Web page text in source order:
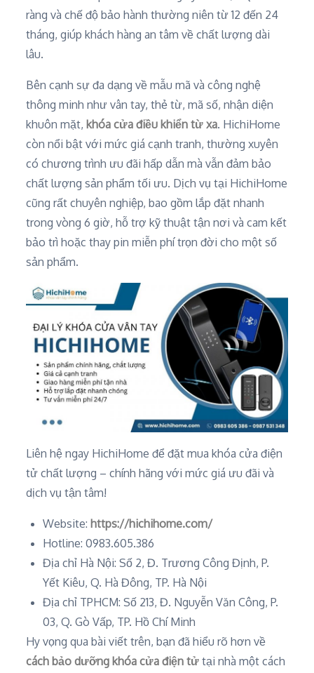
ràng và chế độ bảo hành thường niên từ 12 đến 24
tháng, giúp khách hàng an tâm về chất lượng dài
lâu.
Bên cạnh sự đa dạng về mẫu mã và công nghệ
thông minh như vân tay, thẻ từ, mã số, nhận diện
khuôn mặt,khóa cửa điều khiển từ xa. HichiHome
còn nổi bật với mức giá cạnh tranh, thường xuyên
có chương trình ưu đãi hấp dẫn mà vẫn đảm bảo
chất lượng sản phẩm tối ưu. Dịch vụ tại HichiHome
cũng rất chuyên nghiệp, bao gồm lắp đặt nhanh
trong vòng 6 giờ, hỗ trợ kỹ thuật tận nơi và cam kết
bảo trì hoặc thay pin miễn phí trọn đời cho một số
sản phẩm.
Liên hệ ngay HichiHome để đặt mua khóa cửa điện
tử chất lượng – chính hãng với mức giá ưu đãi và
dịch vụ tận tâm!
Website: https://hichihome.com/
Hotline: 0983.605.386
Địa chỉ Hà Nội: Số 2, Đ. Trương Công Định, P.
Yết Kiêu, Q. Hà Đông, TP. Hà Nội
Địa chỉ TPHCM: Số 213, Đ. Nguyễn Văn Công, P.
03, Q. Gò Vấp, TP. Hồ Chí Minh
Hy vọng qua bài viết trên, bạn đã hiểu rõ hơn về
cách bảo dưỡng khóa cửa điện tử tại nhà một cách